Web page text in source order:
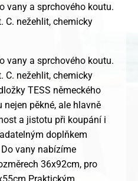
vany a sprchového koutu.
C. nežehlit, chemicky
vany a sprchového koutu.
C. nežehlit, chemicky
TESS německého
nejen pěkné, ale hlavně
a jistotu při koupání i
doplňkem
vany nabízíme
36x92cm, pro